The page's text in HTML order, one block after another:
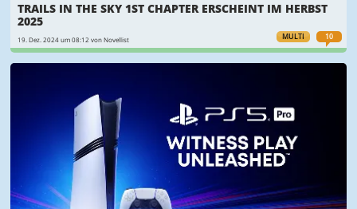
MULTI 10
TRAILS IN THE SKY 1ST CHAPTER ERSCHEINT IM HERBST
2025
19. Dez. 2024 um 08:12 von Novellist